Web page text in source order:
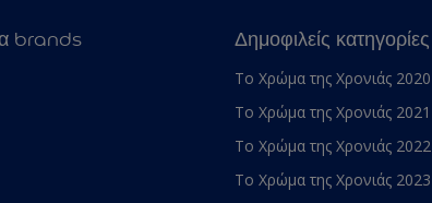
brands Δημοφιλείς κατηγορίες
Το Χρώμα της Χρονιάς 2020
Το Χρώμα της Χρονιάς 2021
Το Χρώμα της Χρονιάς 2022
Το Χρώμα της Χρονιάς 2023